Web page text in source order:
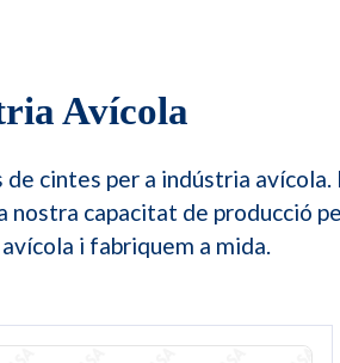
Avícola
de cintes per a indústria
nostra capacitat de producció
i fabriquem a mida.